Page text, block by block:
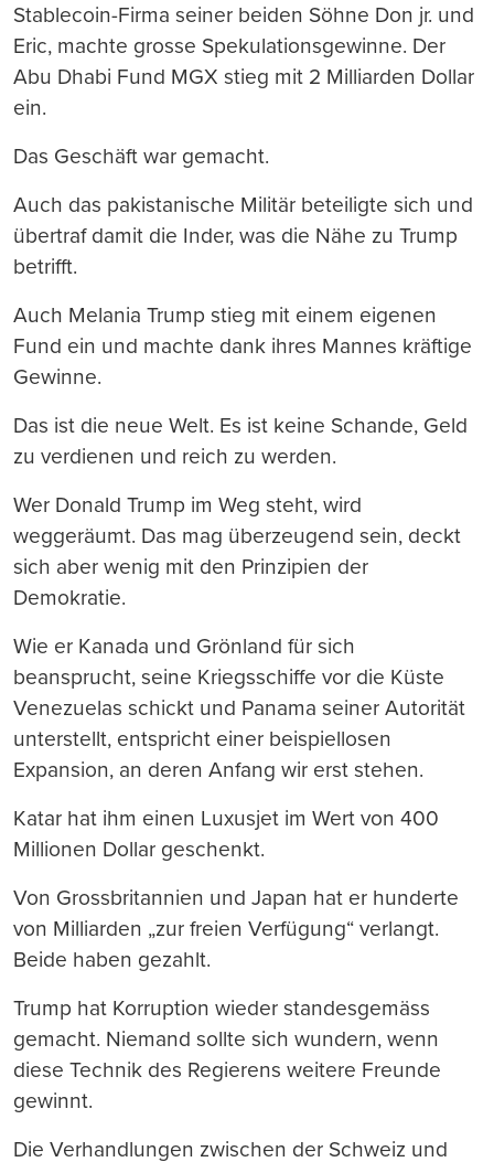
Stablecoin-Firma seiner beiden Söhne Don jr. und
Eric, machte grosse Spekulationsgewinne. Der
Abu Dhabi Fund MGX stieg mit 2 Milliarden Dollar
ein.
Das Geschäft war gemacht.
Auch das pakistanische Militär beteiligte sich und
übertraf damit die Inder, was die Nähe zu Trump
betrifft.
Auch Melania Trump stieg mit einem eigenen
Fund ein und machte dank ihres Mannes kräftige
Gewinne.
Das ist die neue Welt. Es ist keine Schande, Geld
zu verdienen und reich zu werden.
Wer Donald Trump im Weg steht, wird
weggeräumt. Das mag überzeugend sein, deckt
sich aber wenig mit den Prinzipien der
Demokratie.
Wie er Kanada und Grönland für sich
beansprucht, seine Kriegsschiffe vor die Küste
Venezuelas schickt und Panama seiner Autorität
unterstellt, entspricht einer beispiellosen
Expansion, an deren Anfang wir erst stehen.
Katar hat ihm einen Luxusjet im Wert von 400
Millionen Dollar geschenkt.
Von Grossbritannien und Japan hat er hunderte
von Milliarden „zur freien Verfügung“ verlangt.
Beide haben gezahlt.
Trump hat Korruption wieder standesgemäss
gemacht. Niemand sollte sich wundern, wenn
diese Technik des Regierens weitere Freunde
gewinnt.
Die Verhandlungen zwischen der Schweiz und